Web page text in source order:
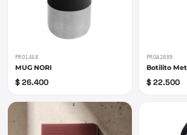
PRO1468
MUG NORI
$ 26.400
PROA2889
Botilito
$ 22.500